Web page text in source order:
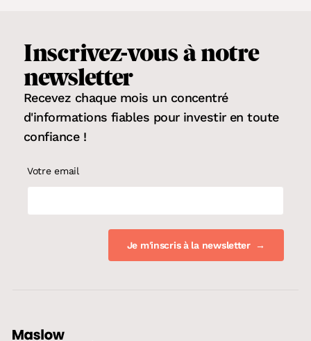
Inscrivez-vousà notre
newsletter
Recevez chaque mois un concentré
d'informations fiables pour investir en toute
confiance !
Votre email